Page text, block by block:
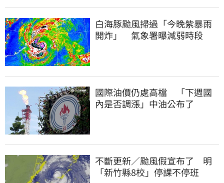
白海豚颱風掃過「今晚紫暴雨
開炸」 氣象署曝減弱時段
國際油價仍處高檔 「下週國
內是否調漲」中油公布了
不斷更新／颱風假宣布了 明
「新竹縣8校」停課不停班